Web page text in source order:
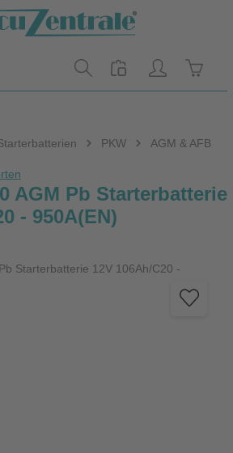
PKW AGM & AFB
von 0 von 5 Sternen
AGM Pb Starterbatterie
- 950A(EN)